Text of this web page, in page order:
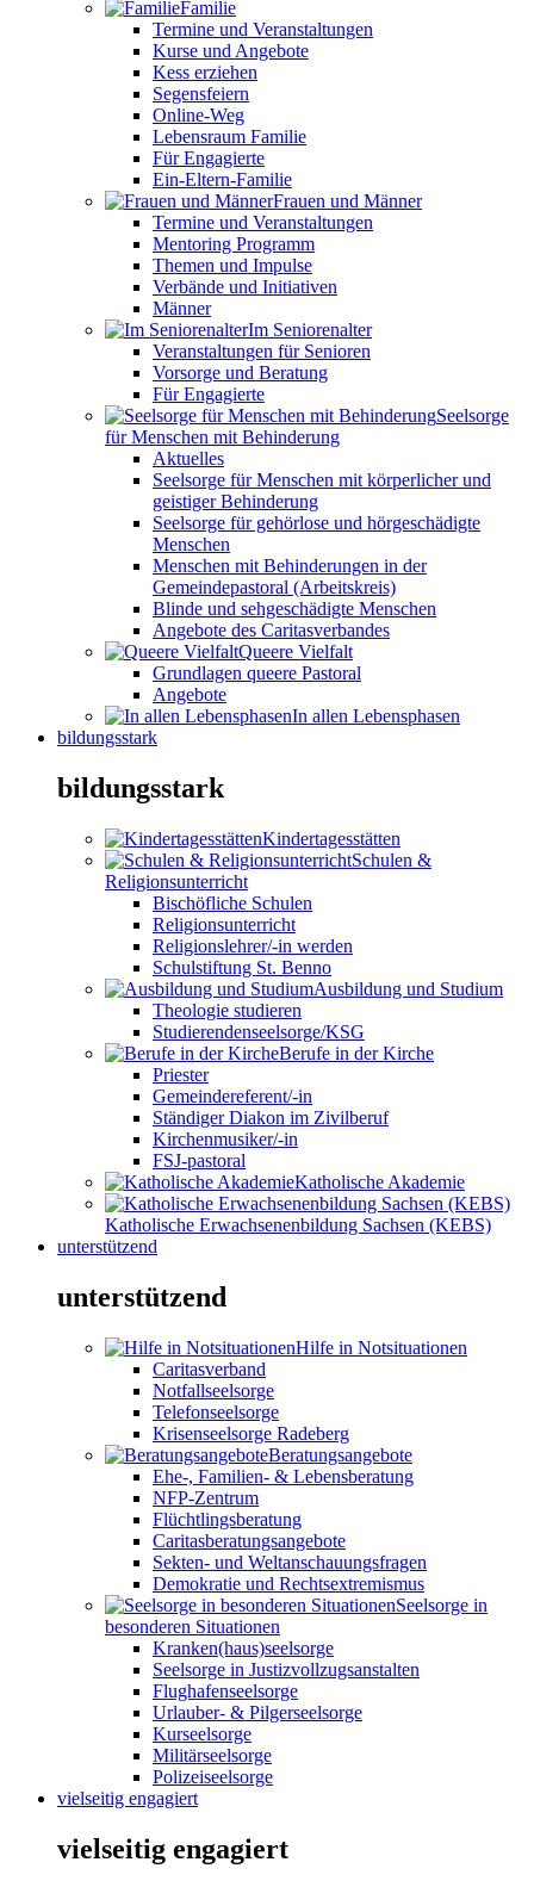
Familie
Termine und Veranstaltungen
Kurse und Angebote
Kess erziehen
Segensfeiern
Online-Weg
Lebensraum Familie
Für Engagierte
Ein-Eltern-Familie
Frauen und Männer
Termine und Veranstaltungen
Mentoring Programm
Themen und Impulse
Verbände und Initiativen
Männer
Im Seniorenalter
Veranstaltungen für Senioren
Vorsorge und Beratung
Für Engagierte
Seelsorge
für Menschen mit Behinderung
Aktuelles
Seelsorge für Menschen mit körperlicher und
geistiger Behinderung
Seelsorge für gehörlose und hörgeschädigte
Menschen
Menschen mit Behinderungen in der
Gemeindepastoral (Arbeitskreis)
Blinde und sehgeschädigte Menschen
Angebote des Caritasverbandes
Queere Vielfalt
Grundlagen queere Pastoral
Angebote
In allen Lebensphasen
bildungsstark
bildungsstark
Kindertagesstätten
Schulen &
Religionsunterricht
Bischöfliche Schulen
Religionsunterricht
Religionslehrer/-in werden
Schulstiftung St. Benno
Ausbildung und Studium
Theologie studieren
Studierendenseelsorge/KSG
Berufe in der Kirche
Priester
Gemeindereferent/-in
Ständiger Diakon im Zivilberuf
Kirchenmusiker/-in
FSJ-pastoral
Katholische Akademie
Katholische Erwachsenenbildung Sachsen (KEBS)
unterstützend
unterstützend
Hilfe in Notsituationen
Caritasverband
Notfallseelsorge
Telefonseelsorge
Krisenseelsorge Radeberg
Beratungsangebote
Ehe-, Familien- & Lebensberatung
NFP-Zentrum
Flüchtlingsberatung
Caritasberatungsangebote
Sekten- und Weltanschauungsfragen
Demokratie und Rechtsextremismus
Seelsorge in
besonderen Situationen
Kranken(haus)seelsorge
Seelsorge in Justizvollzugsanstalten
Flughafenseelsorge
Urlauber- & Pilgerseelsorge
Kurseelsorge
Militärseelsorge
Polizeiseelsorge
vielseitig engagiert
vielseitig engagiert